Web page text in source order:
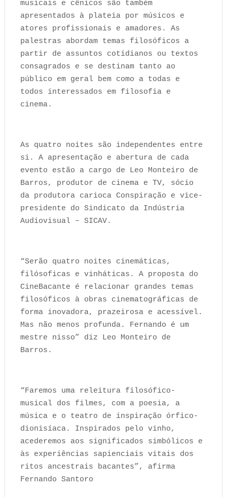
musicais e cênicos são também
apresentados à plateia por músicos e
atores profissionais e amadores. As
palestras abordam temas filosóficos a
partir de assuntos cotidianos ou textos
consagrados e se destinam tanto ao
público em geral bem como a todas e
todos interessados em filosofia e
cinema.
As quatro noites são independentes entre
si. A apresentação e abertura de cada
evento estão a cargo de Leo Monteiro de
Barros, produtor de cinema e TV, sócio
da produtora carioca Conspiração e vice-
presidente do Sindicato da Indústria
Audiovisual – SICAV.
“Serão quatro noites cinemáticas,
filósoficas e vinháticas. A proposta do
CineBacante é relacionar grandes temas
filosóficos à obras cinematográficas de
forma inovadora, prazeirosa e acessível.
Mas não menos profunda. Fernando é um
mestre nisso” diz Leo Monteiro de
Barros.
“Faremos uma releitura filosófico-
musical dos filmes, com a poesia, a
música e o teatro de inspiração órfico-
dionisíaca. Inspirados pelo vinho,
acederemos aos significados simbólicos e
às experiências sapienciais vitais dos
ritos ancestrais bacantes”, afirma
Fernando Santoro